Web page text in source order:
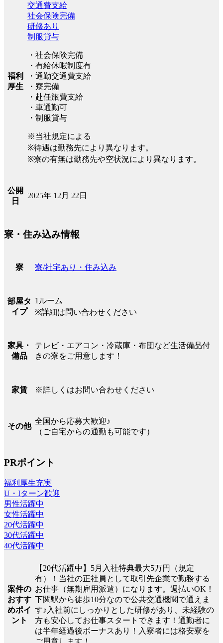
福利
厚生
交通費支給
社会保険完備
研修あり
制服貸与
・社会保険完備
・有給休暇制度有
・通勤交通費支給
・寮完備
・赴任旅費支給
・車通勤可
・制服貸与
※当社規定による
※待遇は勤務先により異なります。
※寮の有無は勤務先や空状況により異なります。
公開
日
2025年 12月 22日
寮・住み込み情報
寮 寮/社宅あり・住み込み
部屋タ
イプ
1ルーム
※詳細は問い合わせください
家具・
備品
テレビ・エアコン・冷蔵庫・布団など生活備品付
きの寮をご用意します！
家賃 ※詳しくはお問い合わせください
その他
全国から応募大歓迎♪
（ご自宅からの通勤も可能です）
PRポイント
福利厚生充実
U・Iターン歓迎
男性活躍中
女性活躍中
20代活躍中
30代活躍中
40代活躍中
案件の
おすす
めポイ
ント
【20代活躍中】5月入社特典最大5万円（規定
有）！当社の正社員として取引先企業で勤務する
お仕事（無期雇用派遣）になります。週払いOK！
下関駅から徒歩10分なので公共交通機関で通えま
す♪入社前にしっかりとした研修があり、未経験の
方も安心してお仕事スタートできます！通勤者に
は半年経過後ボーナスあり！入寮者には格安寮を